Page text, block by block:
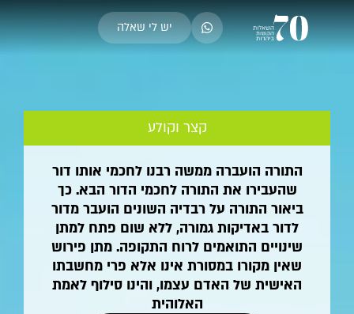
יש לי שאלה
קצר וקולע
התורה הועברה ממשה רבנו לחכמי אותו דור
שהעבירו את התורה לחכמי הדור הבא. כך
ביאור התורה על רבדיה השונים הועבר מדור
לדור באדיקות גמורה, ללא שום פתח למתן
שינויים התואמים לרוח התקופה. מתן פירוש
שאין מקורו במסורת אינו אלא פרי מחשבתו
האישית של האדם עצמו, והינו סילוף לאמת
האלוהית